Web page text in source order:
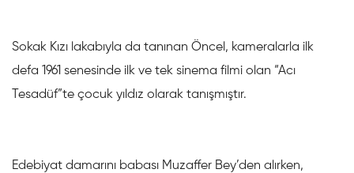
Sokak Kızı lakabıyla da tanınan Öncel, kameralarla ilk
defa 1961 senesinde ilk ve tek sinema filmi olan “Acı
Tesadüf”te çocuk yıldız olarak tanışmıştır.
Edebiyat damarını babası Muzaffer Bey’den alırken,